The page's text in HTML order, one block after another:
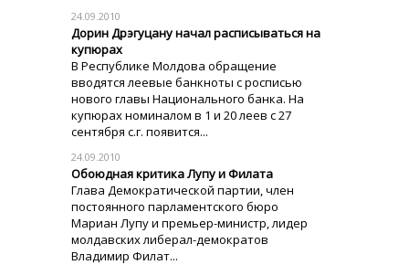
24.09.2010
Дорин Дрэгуцану начал расписываться на
купюрах
В Республике Молдова обращение
вводятся леевые банкноты с росписью
нового главы Национального банка. На
купюрах номиналом в 1 и 20 леев с 27
сентября с.г. появится...
24.09.2010
Обоюдная критика Лупу и Филата
Глава Демократической партии, член
постоянного парламентского бюро
Мариан Лупу и премьер-министр, лидер
молдавских либерал-демократов
Владимир Филат...